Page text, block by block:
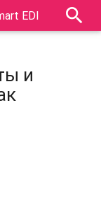
EDI search
и